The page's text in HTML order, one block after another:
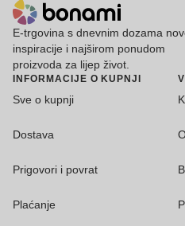
E-trgovina s dnevnim dozama
inspiracije i najširom ponudom
proizvoda za lijep život.
INFORMACIJE O KUPNJI
Sve o kupnji
Dostava
Prigovori i povrat
Plaćanje